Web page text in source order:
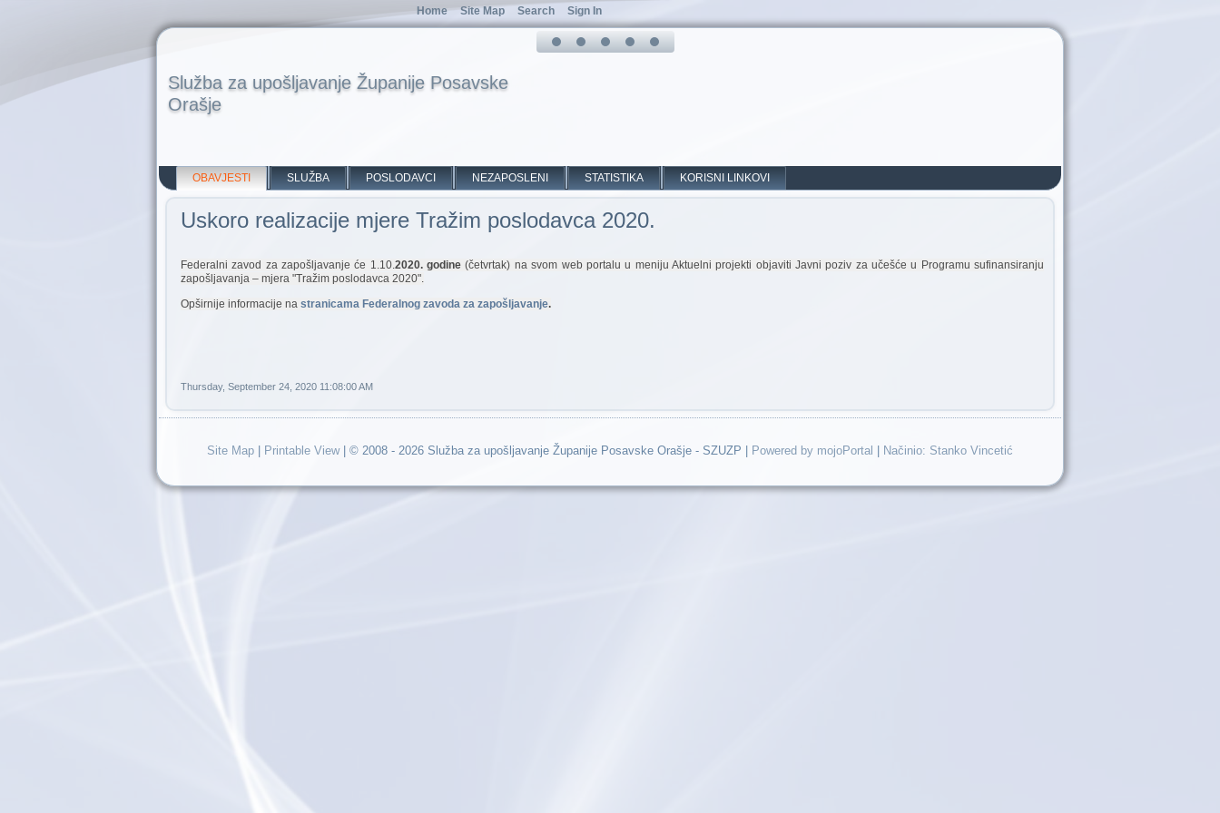
Služba za upošljavanje Županije Posavske
Orašje
OBAVJESTI SLUŽBA POSLODAVCI NEZAPOSLENI STATISTIKA KORISNI LINKOVI
Uskoro realizacije mjere Tražim poslodavca 2020.
Federalni zavod za zapošljavanje će 1.10.2020. godine (četvrtak) na svom web portalu u meniju Aktuelni projekti objaviti Javni poziv za učešće u Programu sufinansiranju
zapošljavanja – mjera "Tražim poslodavca 2020".
Opširnije informacije na stranicama Federalnog zavoda za zapošljavanje.
Thursday, September 24, 2020 11:08:00 AM
Site Map Printable View| © 2008 - 2026 Služba za upošljavanje Županije Posavske Orašje - SZUZP | Powered by mojoPortal Načinio: Stanko Vincetić
Home Site Map Search Sign In